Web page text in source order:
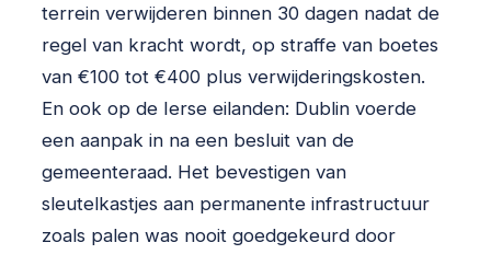
terrein verwijderen binnen 30 dagen nadat de
regel van kracht wordt, op straffe van boetes
van €100 tot €400 plus verwijderingskosten.
En ook op de Ierse eilanden: Dublin voerde
een aanpak in na een besluit van de
gemeenteraad. Het bevestigen van
sleutelkastjes aan permanente infrastructuur
zoals palen was nooit goedgekeurd door